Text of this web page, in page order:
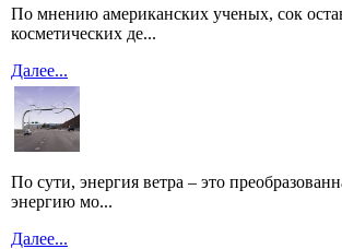
По мнению американских ученых, сок
косметических де...
Далее...
По сути, энергия ветра – это
энергию мо...
Далее...